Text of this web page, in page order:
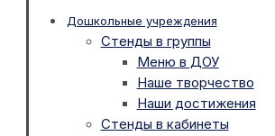
Дошкольные учреждения
Стенды в группы
Меню в ДОУ
Наше творчество
Наши достижения
Стенды в кабинеты